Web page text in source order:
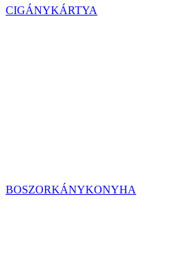
CIGÁNYKÁRTYA
BOSZORKÁNYKONYHA